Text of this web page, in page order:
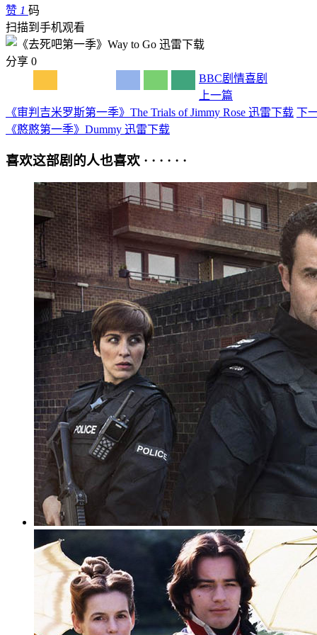
赞 1 码
扫描到手机观看
分享 0
BBC剧情喜剧
上一篇
《审判吉米罗斯第一季》The Trials of Jimmy Rose 迅雷下载 下
《憨憨第一季》Dummy 迅雷下载
喜欢这部剧的人也喜欢 · · · · · ·